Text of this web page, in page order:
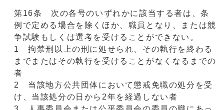
第16条 次の各号のいずれかに該当する者は、条
例で定める場合を除くほか、職員となり、または競
争試験もしくは選考を受けることができない。
1 拘禁刑以上の刑に処せられ、その執行を終わる
までまたはその執行を受けることがなくなるまでの
者
2 当該地方公共団体において懲戒免職の処分を受
け、当該処分の日から2年を経過しない者